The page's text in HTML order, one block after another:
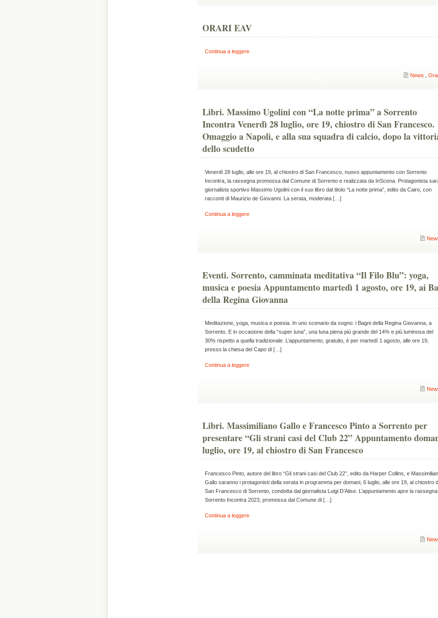
ORARI EAV
Continua a leggere
News ,
Libri. Massimo Ugolini con “La notte prima” a Sorrento
Incontra Venerdì 28 luglio, ore 19, chiostro di San Francesco.
Omaggio a Napoli, e alla sua squadra di calcio, dopo la
dello scudetto
Venerdì 28 luglio, alle ore 19, al chiostro di San Francesco, nuovo appuntamento con Sorrento
Incontra, la rassegna promossa dal Comune di Sorrento e realizzata da InScena. Protagonista
giornalista sportivo Massimo Ugolini con il suo libro dal titolo “La notte prima”, edito da Cairo, con
racconti di Maurizio de Giovanni. La serata, moderata […]
Continua a leggere
Eventi. Sorrento, camminata meditativa “Il Filo Blu”: yoga,
musica e poesia Appuntamento martedì 1 agosto, ore 19, ai
della Regina Giovanna
Meditazione, yoga, musica e poesia. In uno scenario da sogno: i Bagni della Regina Giovanna, a
Sorrento. E in occasione della “super luna”, una luna piena più grande del 14% e più luminosa del
30% rispetto a quella tradizionale. L’appuntamento, gratuito, è per martedì 1 agosto, alle ore 19,
presso la chiesa del Capo di […]
Continua a leggere
Libri. Massimiliano Gallo e Francesco Pinto a Sorrento per
presentare “Gli strani casi del Club 22” Appuntamento
luglio, ore 19, al chiostro di San Francesco
Francesco Pinto, autore del libro “Gli strani casi del Club 22”, edito da Harper Collins, e
Gallo saranno i protagonisti della serata in programma per domani, 6 luglio, alle ore 19, al chiostro
San Francesco di Sorrento, condotta dal giornalista Luigi D’Alise. L’appuntamento apre la rassegna
Sorrento Incontra 2023, promossa dal Comune di […]
Continua a leggere